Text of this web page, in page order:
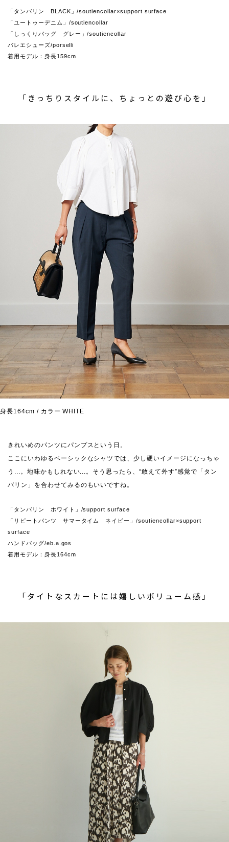
「タンバリン BLACK」/soutiencollar×support surface
「ユートゥーデニム」/soutiencollar
「しっくりバッグ グレー」/soutiencollar
バレエシューズ/porselli
着用モデル：身長159cm
「きっちりスタイルに、ちょっとの遊び心を」
身長164cm / カラー WHITE
きれいめのパンツにパンプスという日。
ここにいわゆるベーシックなシャツでは、少し硬いイメージになっちゃ
う...。地味かもしれない...。そう思ったら、“敢えて外す”感覚で「タン
バリン」を合わせてみるのもいいですね。
「タンバリン ホワイト」/support surface
「リピートパンツ サマータイム ネイビー」/soutiencollar×support
surface
ハンドバッグ/eb.a.gos
着用モデル：身長164cm
「タイトなスカートには嬉しいボリューム感」